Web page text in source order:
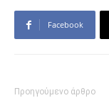
Facebook
Προηγούμενο άρθρο